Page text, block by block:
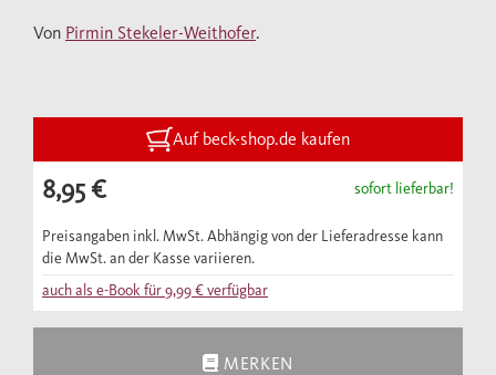
Sprachphilosophen erläutert die Positionen
allem aber stellt sie die wichtigsten Themen
Leistungen der modernen Sprachphilosophie
vor.
Von Pirmin Stekeler-Weithofer.
Auf beck-shop.de kaufen
8,95 € sofort lieferbar!
Preisangaben inkl. MwSt. Abhängig von der Lieferadresse kann
die MwSt. an der Kasse variieren.
auch als e-Book für9,99 €verfügbar
MERKEN